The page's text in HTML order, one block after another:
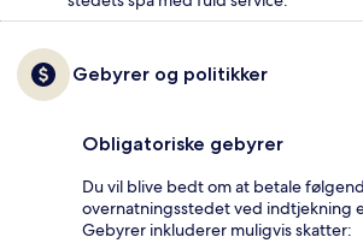
Gebyrer og politikker
Obligatoriske gebyrer
Du vil blive bedt om at betale
overnatningsstedet ved indtjekning
Gebyrer inkluderer muligvis skatter: